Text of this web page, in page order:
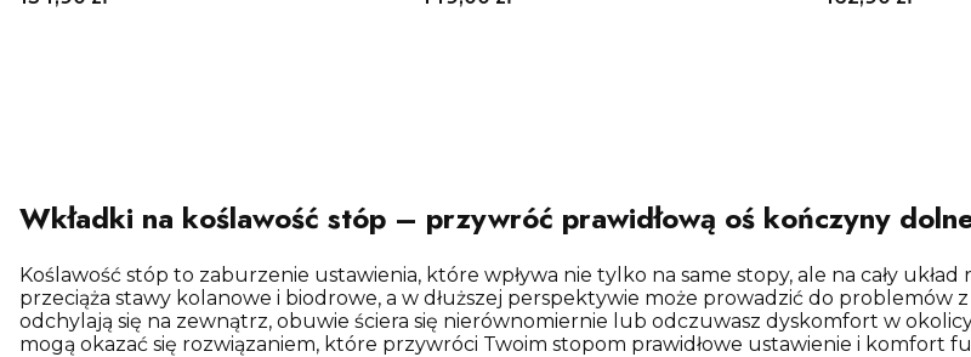
Wkładki na koślawość stóp – przywróć prawidłową oś kończyny
Koślawość stóp to zaburzenie ustawienia, które wpływa nie tylko na same stopy, ale na cały
przeciąża stawy kolanowe i biodrowe, a w dłuższej perspektywie może prowadzić do problemów
odchylają się na zewnątrz, obuwie ściera się nierównomiernie lub odczuwasz dyskomfort w
mogą okazać się rozwiązaniem, które przywróci Twoim stopom prawidłowe ustawienie i komfort